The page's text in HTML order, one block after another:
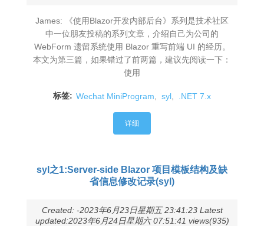
James: 《使用Blazor开发内部后台》系列是技术社区
中一位朋友投稿的系列文章，介绍自己为公司的
WebForm 遗留系统使用 Blazor 重写前端 UI 的经历。
本文为第三篇，如果错过了前两篇，建议先阅读一下：
使用
标签: Wechat MiniProgram syl .NET 7.x
详细
syl之1:Server-side Blazor 项目模板结构及缺
省信息修改记录(syl)
Created: -2023年6月23日星期五 23:41:23 Latest
updated:2023年6月24日星期六 07:51:41 views(935)